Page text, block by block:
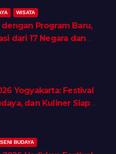
WISATA
dengan Program Baru,
dari 17 Negara dan
Yogyakarta: Festival
dan Kuliner Siap
SENI BUDAYA